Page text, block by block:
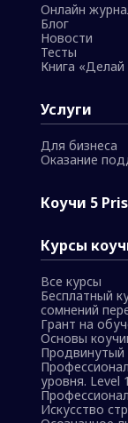
Онлайн
Блог
Новости
Тесты
Книга «Делай
Услуги
Для бизнеса
Оказание
Коучи 5
Курсы
Все курсы
Бесплатный
сомнений
Грант на
Основы
Продвинутый
уровня. Level 1
Искусство